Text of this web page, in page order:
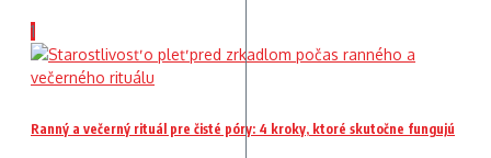
1
Ranný a večerný rituál pre čisté póry: 4 kroky, ktoré skutočne fungujú